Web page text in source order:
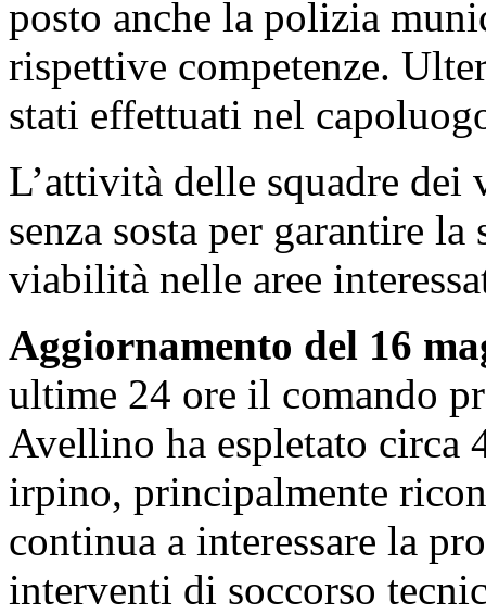
posto anche la polizia
rispettive competenze.
stati effettuati nel
L’attività delle squadre
senza sosta per garantire
viabilità nelle aree
Aggiornamento del 16
ultime 24 ore il comando
Avellino ha espletato
irpino, principalmente
continua a interessare la
interventi di soccorso